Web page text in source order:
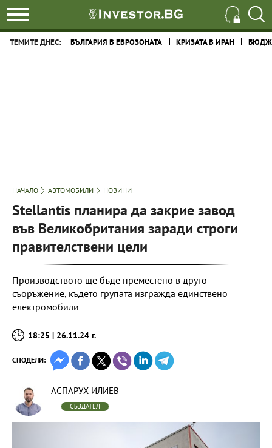
ТЕМИТЕ ДНЕС: БЪЛГАРИЯ В ЕВРОЗОНАТА КРИЗАТА В ИРАН
НАЧАЛО АВТОМОБИЛИ НОВИНИ
Stellantis планира да закрие завод
във Великобритания заради строги
правителствени цели
Производството ще бъде преместено в друго
съоръжение, където групата изгражда единствено
електромобили
18:25 | 26.11.24 г.
СПОДЕЛИ:
АСПАРУХ ИЛИЕВ
СЪЗДАТЕЛ